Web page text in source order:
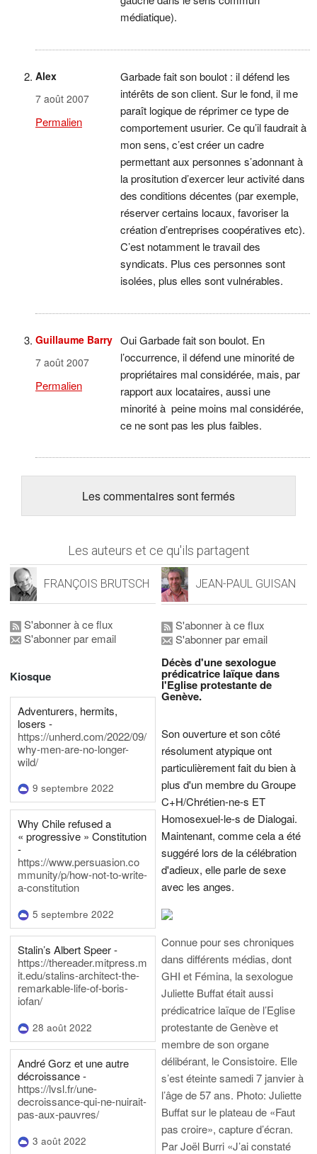
médiatique).
Alex
7 août 2007
Permalien
Garbade fait son boulot : il défend les
intérêts de son client. Sur le fond, il me
paraît logique de réprimer ce type de
comportement usurier. Ce qu’il faudrait à
mon sens, c’est créer un cadre
permettant aux personnes s’adonnant à
la prositution d’exercer leur activité dans
des conditions décentes (par exemple,
réserver certains locaux, favoriser la
création d’entreprises coopératives etc).
C’est notamment le travail des
syndicats. Plus ces personnes sont
isolées, plus elles sont vulnérables.
Guillaume Barry
7 août 2007
Permalien
Oui Garbade fait son boulot. En
l’occurrence, il défend une minorité de
propriétaires mal considérée, mais, par
rapport aux locataires, aussi une
minorité à peine moins mal considérée,
ce ne sont pas les plus faibles.
Les commentaires sont fermés
Les auteurs et ce qu'ils partagent
FRANÇOIS BRUTSCH
S'abonner à ce flux
S'abonner par email
Kiosque
Adventurers, hermits,
losers -
https://unherd.com/2022/09/
why-men-are-no-longer-
wild/
9 septembre 2022
Why Chile refused a
« progressive » Constitution
-
https://www.persuasion.co
mmunity/p/how-not-to-write-
a-constitution
5 septembre 2022
Stalin’s Albert Speer -
https://thereader.mitpress.m
it.edu/stalins-architect-the-
remarkable-life-of-boris-
iofan/
28 août 2022
André Gorz et une autre
décroissance -
https://lvsl.fr/une-
decroissance-qui-ne-nuirait-
pas-aux-pauvres/
3 août 2022
JEAN-PAUL GUISAN
S'abonner à ce flux
S'abonner par email
Décès d'une sexologue
prédicatrice laïque dans
l'Eglise protestante de
Genève.
Son ouverture et son côté
résolument atypique ont
particulièrement fait du bien à
plus d'un membre du Groupe
C+H/Chrétien-ne-s ET
Homosexuel-le-s de Dialogai.
Maintenant, comme cela a été
suggéré lors de la célébration
d'adieux, elle parle de sexe
avec les anges.
Connue pour ses chroniques
dans différents médias, dont
GHI et Fémina, la sexologue
Juliette Buffat était aussi
prédicatrice laïque de l’Eglise
protestante de Genève et
membre de son organe
délibérant, le Consistoire. Elle
s’est éteinte samedi 7 janvier à
l’âge de 57 ans. Photo: Juliette
Buffat sur le plateau de «Faut
pas croire», capture d’écran.
Par Joël Burri «J’ai constaté